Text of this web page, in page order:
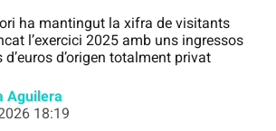
ha mantingut la xifra de visitants
l’exercici 2025 amb uns ingressos
d’origen totalment privat
Aguilera
18:19